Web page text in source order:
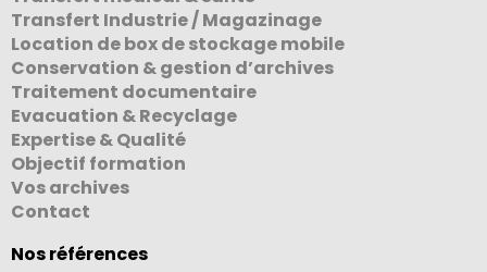
Transfert Industrie / Magazinage
Location de box de stockage mobile
Conservation & gestion d’archives
Traitement documentaire
Evacuation & Recyclage
Expertise & Qualité
Objectif formation
Vos archives
Contact
Nos références